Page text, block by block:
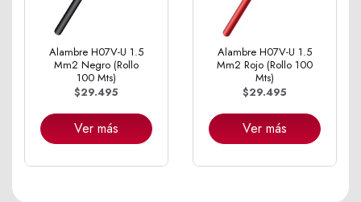
Alambre H07V-U 1.5
Mm2 Negro (Rollo
100 Mts)
$29.495
Ver más
Alambre H07V-U 1.5
Mm2 Rojo (Rollo 100
Mts)
$29.495
Ver más